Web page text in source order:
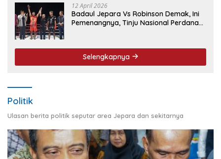
12 April 2026
Badaul Jepara Vs Robinson Demak, Ini
Pemenangnya, Tinju Nasional Perdana
Selengkapnya
Politik
Ulasan berita politik seputar area Jepara dan sekitarnya